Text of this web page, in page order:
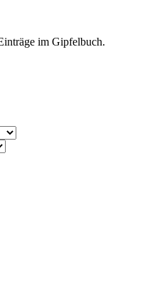
im Gipfelbuch.